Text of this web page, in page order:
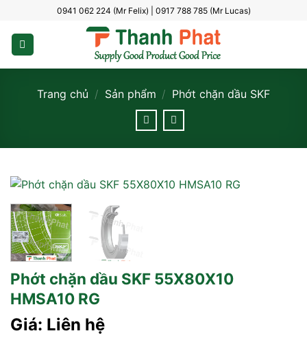
dung
0941 062 224 (Mr Felix) | 0917 788 785 (Mr Lucas)
Trang chủ / Sản phẩm / Phớt chặn dầu SKF
Phớt chặn dầu SKF 55X80X10
HMSA10 RG
Giá: Liên hệ